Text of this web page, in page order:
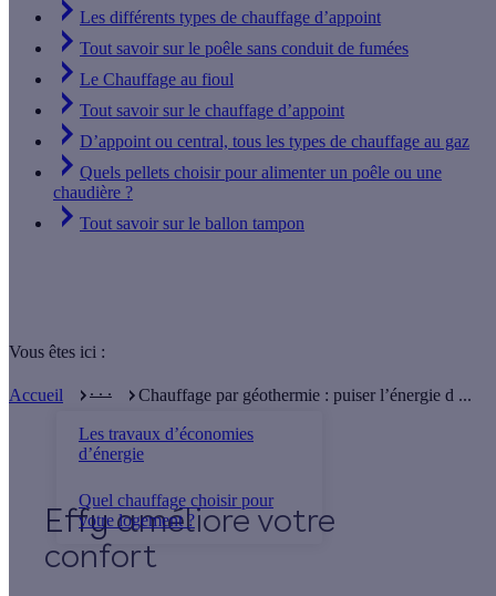
Les différents types de chauffage d’appoint
Tout savoir sur le poêle sans conduit de fumées
Le Chauffage au fioul
Tout savoir sur le chauffage d’appoint
D’appoint ou central, tous les types de chauffage au gaz
Quels pellets choisir pour alimenter un poêle ou une
chaudière ?
Tout savoir sur le ballon tampon
Vous êtes ici :
Accueil . . .
Les travaux d’économies
d’énergie
Quel chauffage choisir pour
votre logement ?
Chauffage par géothermie : puiser l’énergie d ...
Effy